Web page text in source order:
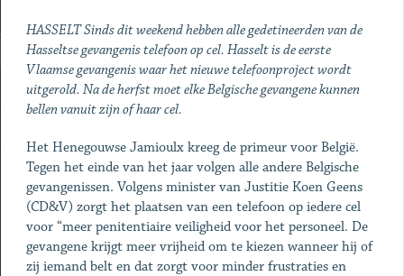
HASSELT Sinds dit weekend hebben alle gedetineerden van de
Hasseltse gevangenis telefoon op cel. Hasselt is de eerste
Vlaamse gevangenis waar het nieuwe telefoonproject wordt
uitgerold. Na de herfst moet elke Belgische gevangene kunnen
bellen vanuit zijn of haar cel.
Het Henegouwse Jamioulx kreeg de primeur voor België.
Tegen het einde van het jaar volgen alle andere Belgische
gevangenissen. Volgens minister van Justitie Koen Geens
(CD&V) zorgt het plaatsen van een telefoon op iedere cel
voor “meer penitentiaire veiligheid voor het personeel. De
gevangene krijgt meer vrijheid om te kiezen wanneer hij of
zij iemand belt en dat zorgt voor minder frustraties en